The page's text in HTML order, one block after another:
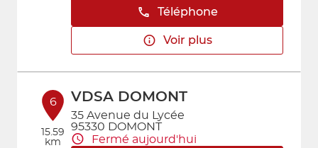
Téléphone
Voir plus
6
15.59
km
VDSA DOMONT
35 Avenue du Lycée
95330 DOMONT
Fermé aujourd'hui